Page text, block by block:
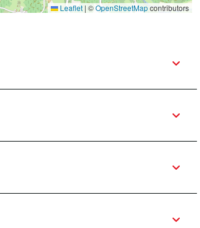
Leaflet | ©OpenStreetMapcontributors